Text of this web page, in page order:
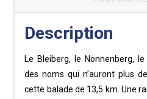
quantity
Description
Le Bleiberg, le Nonnenberg, le
des noms qui n’auront plus
cette balade de 13,5 km. Une